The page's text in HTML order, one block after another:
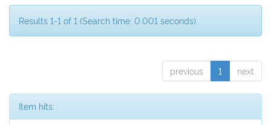
Results 1-1 of 1 (Search time: 0.001 seconds).
previous 1 next
Item hits: